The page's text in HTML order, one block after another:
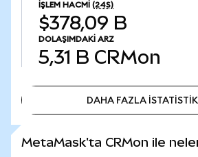
İŞLEM HACMI (24S)
$378,09 B
DOLAŞIMDAKI ARZ
5,31 B CRMon
DAHA FAZLA
MetaMask'ta CRMon ile neler